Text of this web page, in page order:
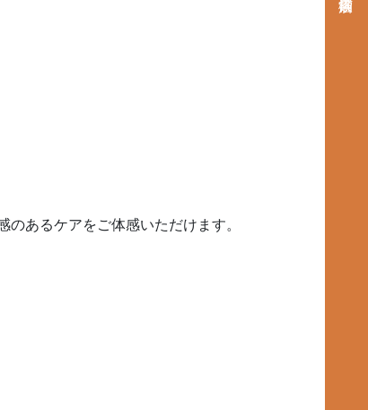
あるケアをご体感いただけます。